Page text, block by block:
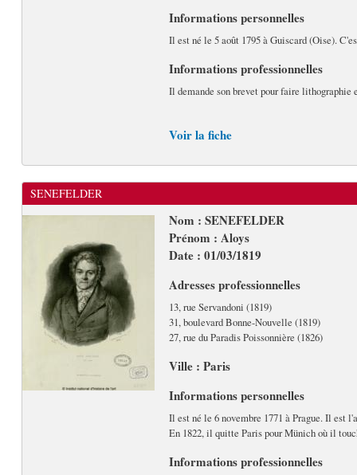
Informations personnelles
Il est né le 5 août 1795 à Guiscard (Oise).
Informations professionnelles
Il demande son brevet pour faire
Voir la fiche
SENEFELDER
Nom : SENEFELDER
Prénom : Aloys
Date : 01/03/1819
Adresses professionnelles
13, rue Servandoni (1819)
31, boulevard Bonne-Nouvelle (1819)
27, rue du Paradis Poissonnière (1826)
Ville : Paris
Informations personnelles
Il est né le 6 novembre 1771 à Prague. Il est
En 1822, il quitte Paris pour Münich où il
Informations professionnelles